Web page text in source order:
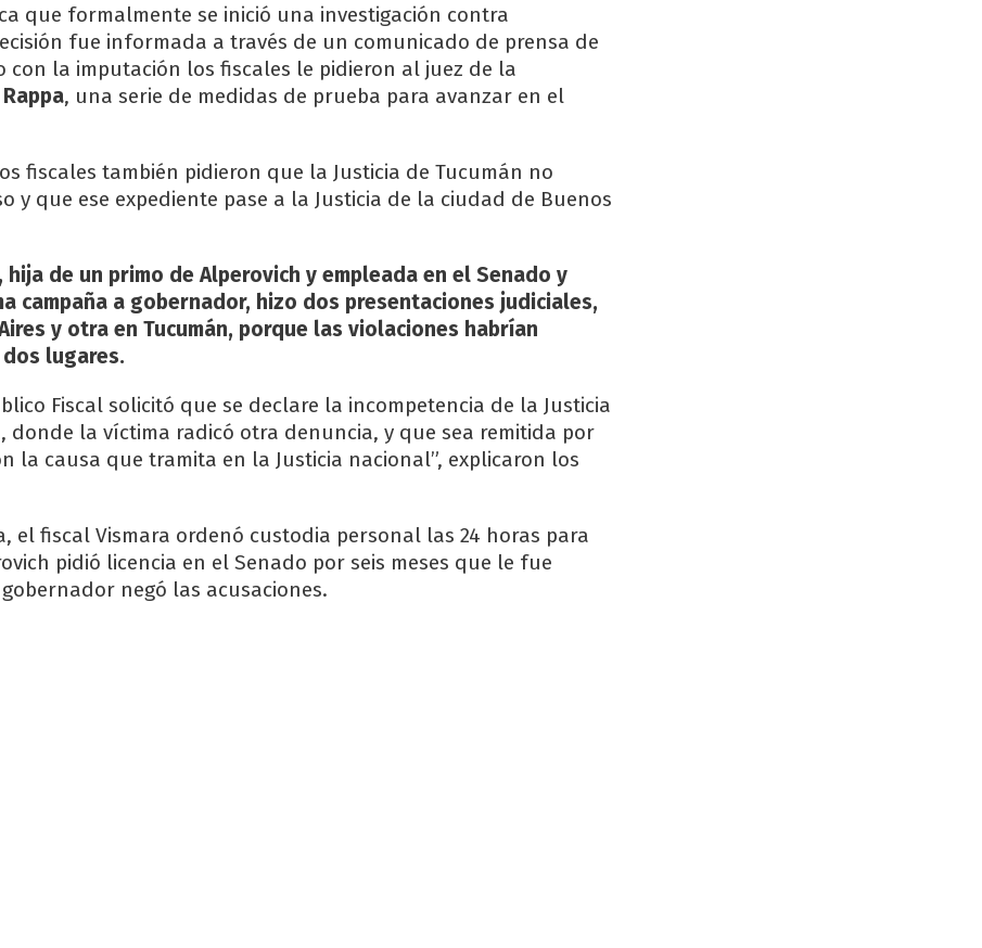
que formalmente se inició una investigación contra
fue informada a través de un comunicado de prensa de
con la imputación los fiscales le pidieron al juez de la
, una serie de medidas de prueba para avanzar en el
fiscales también pidieron que la Justicia de Tucumán no
y que ese expediente pase a la Justicia de la ciudad de Buenos
hija de un primo de Alperovich y empleada en el Senado y
campaña a gobernador, hizo dos presentaciones judiciales,
y otra en Tucumán, porque las violaciones habrían
lugares.
Fiscal solicitó que se declare la incompetencia de la Justicia
donde la víctima radicó otra denuncia, y que sea remitida por
la causa que tramita en la Justicia nacional”, explicaron los
el fiscal Vismara ordenó custodia personal las 24 horas para
pidió licencia en el Senado por seis meses que le fue
negó las acusaciones.